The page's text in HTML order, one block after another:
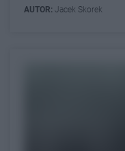
AUTOR: Jacek Skorek